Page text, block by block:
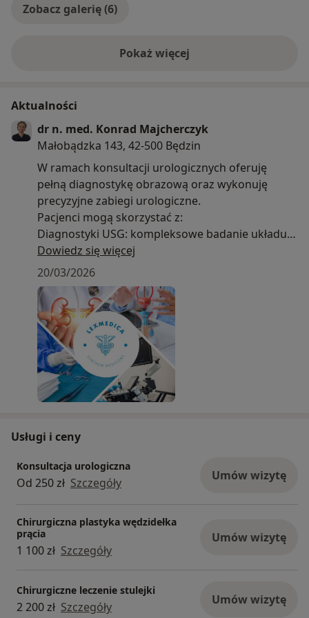
Zobacz galerię (6)
Pokaż więcejo doświadczeniu
Aktualności
dr n. med. Konrad Majcherczyk
Małobądzka 143, 42-500 Będzin
W ramach konsultacji urologicznych oferuję
pełną diagnostykę obrazową oraz wykonuję
precyzyjne zabiegi urologiczne.
Pacjenci mogą skorzystać z:
Diagnostyki USG: kompleksowe badanie układu
moczowego, nerek, pęcherza oraz jąder
wykonywane bezpośrednio podczas wizyty.
Zabiegów urologicznych: w tym profesjonalne
leczenie stulejki, plastyka wędzidełka.
Diagnostyki inwazyjnej: m.in. cystoskopia i
biopsje.
Zapewniam pełną opiekę okołozabiegową oraz
krótkie terminy oczekiwania na procedury
ambulatoryjne.
Zapraszam do rezerwacji terminów online oraz
Medyczne.
Dowiedz się więcej
20/03/2026
Usługi i ceny
Konsultacja urologiczna
Od 250 zł Szczegóły Umów wizytę
Chirurgiczna plastyka wędzidełka
prącia
1 100 zł Szczegóły
Umów wizytę
Chirurgiczne leczenie stulejki
2 200 zł Szczegóły Umów wizytę